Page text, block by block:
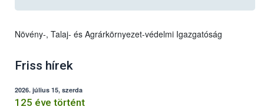
Növény-, Talaj- és Agrárkörnyezet-védelmi Igazgatóság
Friss hírek
2026. július 15, szerda
125 éve történt